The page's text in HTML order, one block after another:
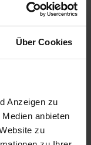
Über Cookies
Anzeigen zu
anbieten
zu
address, VAT